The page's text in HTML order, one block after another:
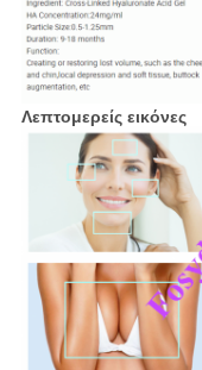
Λεπτομερείς εικόνες